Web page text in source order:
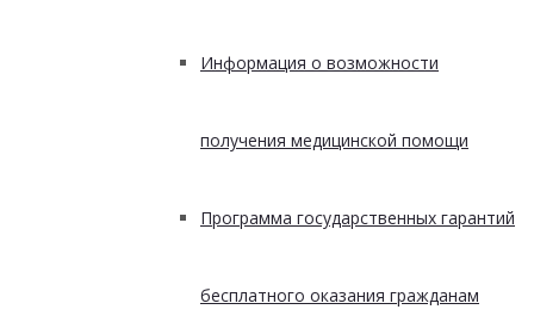
Информация о возможности
получения медицинской помощи
Программа государственных гарантий
бесплатного оказания гражданам